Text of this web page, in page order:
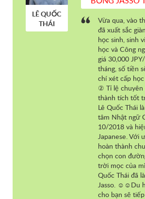
LÊ QUỐC
THÁI
Vừa qua, vào
đã xuất sắc
học sinh, sinh
học và Công
giá 30,000
tháng, số tiền
chí xét cấp
② Tỉ lệ chuyên
thành tích tốt
Lê Quốc Thái
tâm Nhật ngữ
10/2018 và
Japanese. Với
hoàn thành
chọn con
trời mọc của
Quốc Thái đã
Jasso. ☺☺Du
cho bạn sẽ